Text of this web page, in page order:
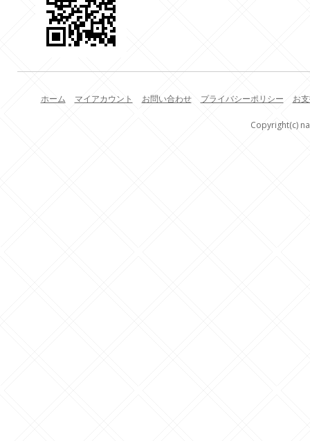
ホーム マイアカウント お問い合わせ プライバシーポリシー お
Copyright(c)